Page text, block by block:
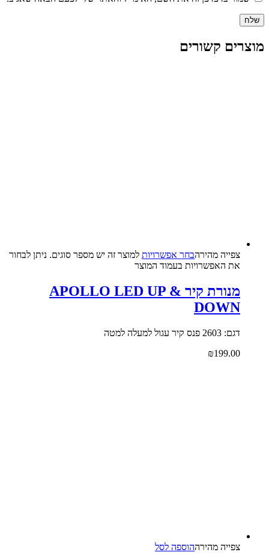
מוצרים קשורים
צפייה‬ ‫מהירה‬בחר אפשרויות למוצר זה יש מספר סוגים. ניתן לבחור
את האפשרויות בעמוד המוצר
מנורת קיר APOLLO LED UP &
DOWN
דגם: 2603 פנס קיר עגול למעלה למטה
₪199.00
צפייה‬ ‫מהירה‬הוספה לסל